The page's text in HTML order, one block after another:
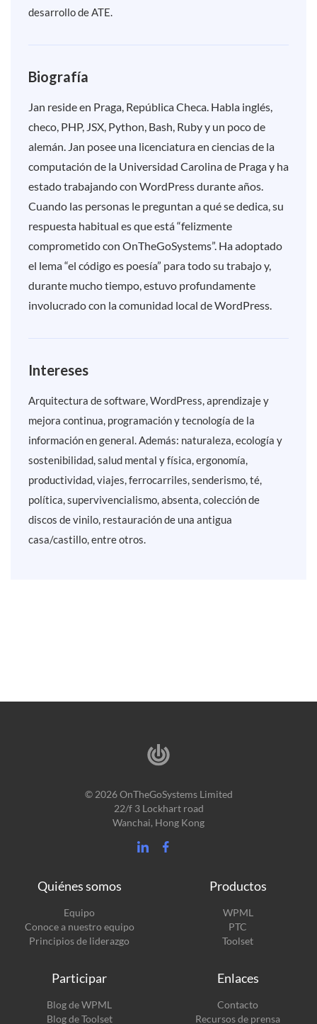
desarrollo de ATE.
Biografía
Jan reside en Praga, República Checa. Habla inglés,
checo, PHP, JSX, Python, Bash, Ruby y un poco de
alemán. Jan posee una licenciatura en ciencias de la
computación de la Universidad Carolina de Praga y ha
estado trabajando con WordPress durante años.
Cuando las personas le preguntan a qué se dedica, su
respuesta habitual es que está “felizmente
comprometido con OnTheGoSystems”. Ha adoptado
el lema “el código es poesía” para todo su trabajo y,
durante mucho tiempo, estuvo profundamente
involucrado con la comunidad local de WordPress.
Intereses
Arquitectura de software, WordPress, aprendizaje y
mejora continua, programación y tecnología de la
información en general. Además: naturaleza, ecología y
sostenibilidad, salud mental y física, ergonomía,
productividad, viajes, ferrocarriles, senderismo, té,
política, supervivencialismo, absenta, colección de
discos de vinilo, restauración de una antigua
casa/castillo, entre otros.
© 2026 OnTheGoSystems Limited
22/f 3 Lockhart road
Wanchai, Hong Kong
Quiénes somos
Equipo
Conoce a nuestro equipo
Principios de liderazgo
Productos
WPML
en
ventana)
PTC
abre
nueva
Toolset(se
una
ventana)
Participar
Blog de WPML
abre
Blog de Toolset(se
Enlaces
Contacto
Recursos de prensa